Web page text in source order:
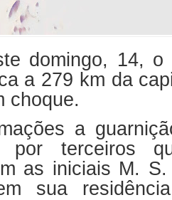
domingo, 14, o
a 279 km da
choque.
a
por terceiros
as iniciais M.
sua